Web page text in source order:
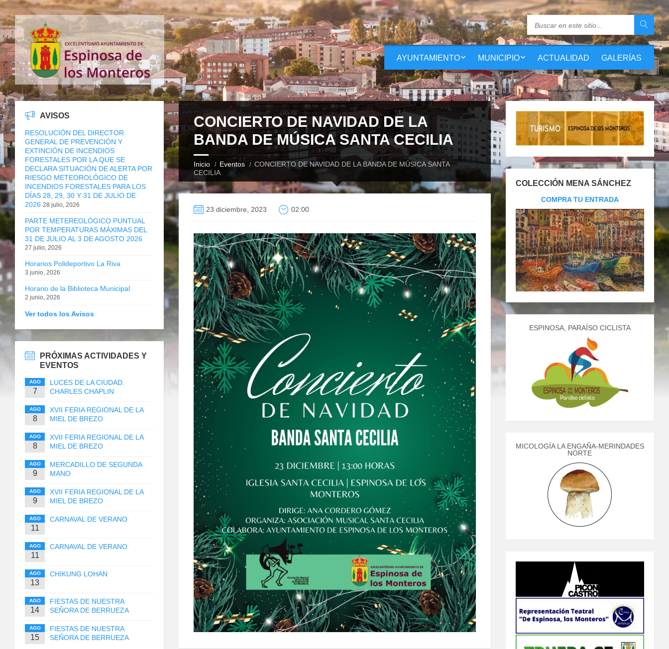
AYUNTAMIENTO MUNICIPIO ACTUALIDAD GALERÍAS
CONCIERTO DE NAVIDAD DE LA
BANDA DE MÚSICA SANTA CECILIA
Inicio Eventos
CONCIERTO DE NAVIDAD DE LA BANDA DE MÚSICA SANTA
CECILIA
23 diciembre, 2023 02:00
AVISOS
RESOLUCIÓN DEL DIRECTOR
GENERAL DE PREVENCIÓN Y
EXTINCIÓN DE INCENDIOS
FORESTALES POR LA QUE SE
DECLARA SITUACIÓN DE ALERTA POR
RIESGO METEOROLÓGICO DE
INCENDIOS FORESTALES PARA LOS
DÍAS 28, 29, 30 Y 31 DE JULIO DE
2026 28 julio, 2026
PARTE METEREOLÓGICO PUNTUAL
POR TEMPERATURAS MÁXIMAS DEL
31 DE JULIO AL 3 DE AGOSTO 2026
27 julio, 2026
Horarios Polideportivo La Riva
3 junio, 2026
Horario de la Biblioteca Municipal
2 junio, 2026
Ver todos los Avisos
PRÓXIMAS ACTIVIDADES Y
EVENTOS
AGO
7
LUCES DE LA CIUDAD.
CHARLES CHAPLIN
AGO
8
XVII FERIA REGIONAL DE LA
MIEL DE BREZO
AGO
8
XVII FERIA REGIONAL DE LA
MIEL DE BREZO
AGO
9
MERCADILLO DE SEGUNDA
MANO
AGO
9
XVII FERIA REGIONAL DE LA
MIEL DE BREZO
AGO
11
CARNAVAL DE VERANO
AGO
11
CARNAVAL DE VERANO
AGO
13
CHIKUNG LOHAN
AGO
14
FIESTAS DE NUESTRA
SEÑORA DE BERRUEZA
AGO
15
FIESTAS DE NUESTRA
SEÑORA DE BERRUEZA
COLECCIÓN MENA SÁNCHEZ
COMPRA TU ENTRADA
ESPINOSA, PARAÍSO CICLISTA
MICOLOGÍA LA ENGAÑA-MERINDADES
NORTE